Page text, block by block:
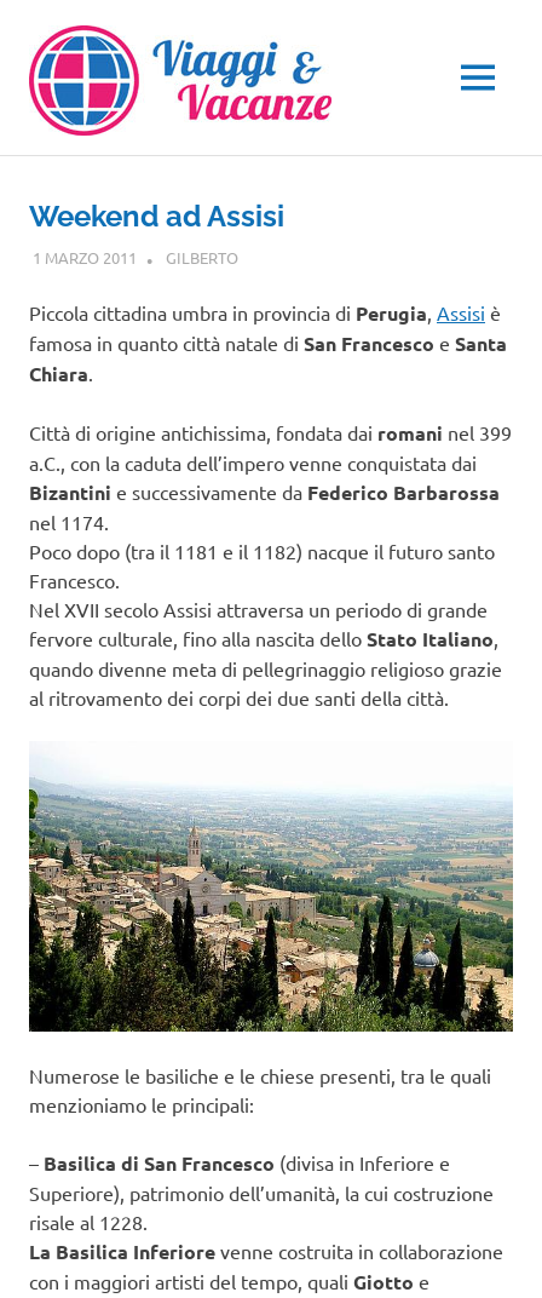
contenuto
MENU
Weekend ad Assisi
1 MARZO 2011 GILBERTOUMBRIA
Piccola cittadina umbra in provincia di Perugia, Assisi è
famosa in quanto città natale di San Francesco e Santa
Chiara.
Città di origine antichissima, fondata dai romani nel 399
a.C., con la caduta dell’impero venne conquistata dai
Bizantini e successivamente da Federico Barbarossa
nel 1174.
Poco dopo (tra il 1181 e il 1182) nacque il futuro santo
Francesco.
Nel XVII secolo Assisi attraversa un periodo di grande
fervore culturale, fino alla nascita dello Stato Italiano,
quando divenne meta di pellegrinaggio religioso grazie
al ritrovamento dei corpi dei due santi della città.
Numerose le basiliche e le chiese presenti, tra le quali
menzioniamo le principali:
– Basilica di San Francesco (divisa in Inferiore e
Superiore), patrimonio dell’umanità, la cui costruzione
risale al 1228.
La Basilica Inferiore venne costruita in collaborazione
con i maggiori artisti del tempo, quali Giotto e